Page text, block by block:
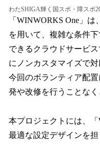
わたSHIGA輝く国スポ・障スポ
「WINWORKS One」
を用いて、複雑な条件
できるクラウドサービ
にノンカスタマイズで
今回のボランティア配
発や改修を行うことなく
本プロジェクトには、
最適な設定デザインを